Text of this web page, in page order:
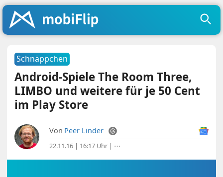
Schnäppchen
Android-Spiele The Room Three,
LIMBO und weitere für je 50 Cent
im Play Store
Von Peer Linder
22.11.16 | 16:17 Uhr | ⋯